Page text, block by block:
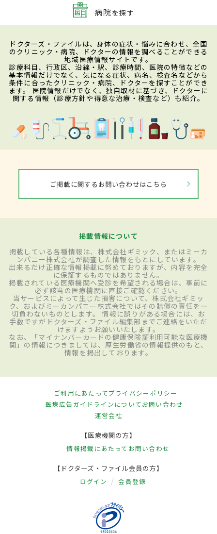
病院を探す
ドクターズ・ファイルは、身体の症状・悩みに合わせ、全国
のクリニック・病院、ドクターの情報を調べることができる
地域医療情報サイトです。
診療科目、行政区、沿線・駅、診療時間、医院の特徴などの
基本情報だけでなく、気になる症状、病名、検査名などから
条件に合ったクリニック・病院、ドクターを探すことができ
ます。 医院情報だけでなく、独自取材に基づき、ドクターに
関する情報（診療方針や得意な治療・検査など）も紹介。
ご掲載に関するお問い合わせはこちら
掲載情報について
掲載している各種情報は、株式会社ギミック、またはミーカ
ンパニー株式会社が調査した情報をもとにしています。
出来るだけ正確な情報掲載に努めておりますが、内容を完全
に保証するものではありません。
掲載されている医療機関へ受診を希望される場合は、事前に
必ず該当の医療機関に直接ご確認ください。
当サービスによって生じた損害について、株式会社ギミッ
ク、およびミーカンパニー株式会社ではその賠償の責任を一
切負わないものとします。 情報に誤りがある場合には、お
手数ですがドクターズ・ファイル編集部までご連絡をいただ
けますようお願いいたします。
なお、「マイナンバーカードの健康保険証利用可能な医療機
関」の情報につきましては、厚生労働省の情報提供のもと、
情報を掲出しております。
ご利用にあたってプライバシーポリシー
医療広告ガイドラインについてお問い合わせ
運営会社
【医療機関の方】
情報掲載にあたって お問い合わせ
【ドクターズ・ファイル会員の方】
ログイン 会員登録